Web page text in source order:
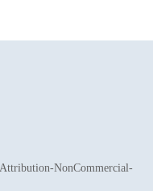
NonCommercial-